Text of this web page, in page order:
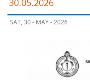
30.05.2026
SAT, 30 - MAY - 2026